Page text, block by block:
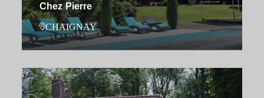
Chez Pierre
CHAIGNAY